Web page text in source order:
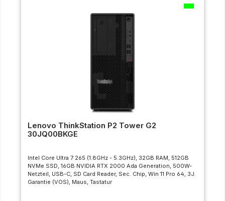
Lenovo ThinkStation P2 Tower G2
30JQ00BKGE
Intel Core Ultra 7 265 (1.8GHz - 5.3GHz), 32GB RAM, 512GB
NVMe SSD, 16GB NVIDIA RTX 2000 Ada Generation, 500W-
Netzteil, USB-C, SD Card Reader, Sec. Chip, Win 11 Pro 64, 3J.
Garantie (VOS), Maus, Tastatur